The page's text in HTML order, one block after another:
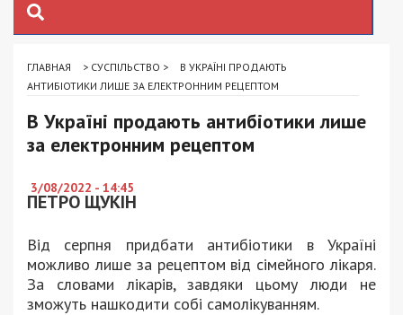
ГЛАВНАЯ > СУСПІЛЬСТВО >
В УКРАЇНІ ПРОДАЮТЬ
АНТИБІОТИКИ ЛИШЕ ЗА ЕЛЕКТРОННИМ РЕЦЕПТОМ
В Україні продають антибіотики лише
за електронним рецептом
3/08/2022 - 14:45
ПЕТРО ЩУКІН
Від серпня придбати антибіотики в Україні
можливо лише за рецептом від сімейного лікаря.
За словами лікарів, завдяки цьому люди не
зможуть нашкодити собі самолікуванням.